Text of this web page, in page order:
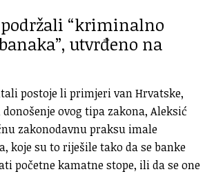
podržali “kriminalno
utvrđeno na
postoje li primjeri van Hrvatske,
ovog tipa zakona, Aleksić
zakonodavnu praksu imale
koje su to riješile tako da se banke
početne kamatne stope, ili da se one